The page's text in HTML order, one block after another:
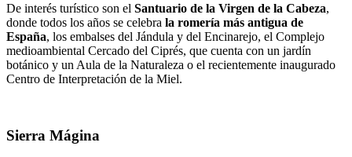
De interés turístico son el Santuario de la Virgen de la Cabeza,
donde todos los años se celebra la romería más antigua de
España, los embalses del Jándula y del Encinarejo, el Complejo
medioambiental Cercado del Ciprés, que cuenta con un jardín
botánico y un Aula de la Naturaleza o el recientemente inaugurado
Centro de Interpretación de la Miel.
Sierra Mágina